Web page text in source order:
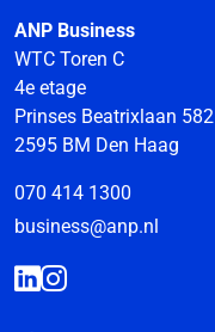
ANP Business
WTC Toren C
4e etage
Prinses Beatrixlaan 582
2595 BM Den Haag
070 414 1300
business@anp.nl